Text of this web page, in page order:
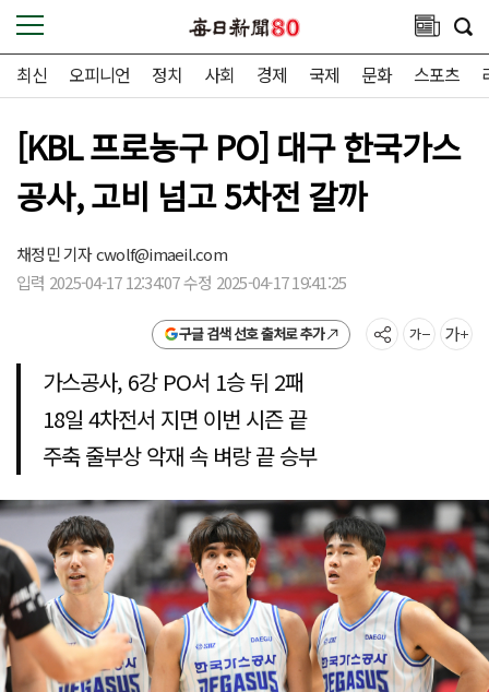
최신 오피니언 정치 사회 경제 국제 문화 스포츠
[KBL 프로농구 PO] 대구 한국가스
공사, 고비 넘고 5차전 갈까
채정민 기자cwolf@imaeil.com
입력 2025-04-17 12:34:07 수정 2025-04-17 19:41:25
구글 검색 선호 출처로 추가
가스공사, 6강 PO서 1승 뒤 2패
18일 4차전서 지면 이번 시즌 끝
주축 줄부상 악재 속 벼랑 끝 승부